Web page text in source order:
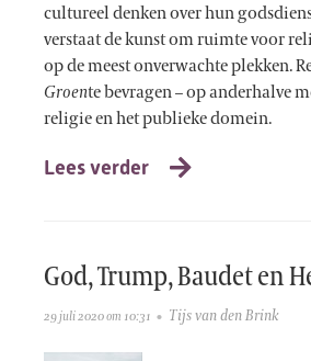
cultureel denken over hun
verstaat de kunst om ruimte voor
op de meest onverwachte plekken.
Groente bevragen – op anderhalve
religie en het publieke domein.
Lees verder
God, Trump, Baudet en
29 juli 2020 om 10:31 Tijs van den Brink